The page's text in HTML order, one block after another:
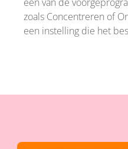
zoals Concentreren of
een instelling die het